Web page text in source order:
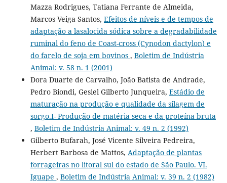
Mazza Rodrigues, Tatiana Ferrante de Almeida,
Marcos Veiga Santos, Efeitos de níveis e de tempos de
adaptação a lasalocida sódica sobre a degradabilidade
ruminal do feno de Coast-cross (Cynodon dactylon) e
do farelo de soja em bovinos , Boletim de Indústria
Animal: v. 58 n. 1 (2001)
Dora Duarte de Carvalho, João Batista de Andrade,
Pedro Biondi, Gesiel Gilberto Junqueira, Estádio de
maturação na produção e qualidade da silagem de
sorgo.I- Produção de matéria seca e da proteína bruta
, Boletim de Indústria Animal: v. 49 n. 2 (1992)
Gilberto Bufarah, José Vicente Silveira Pedreira,
Herbert Barbosa de Mattos, Adaptação de plantas
forrageiras no litoral sul do estado de São Paulo. VI.
Iguape , Boletim de Indústria Animal: v. 39 n. 2 (1982)